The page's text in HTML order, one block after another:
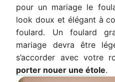
pour un mariage le
look doux et élégant à
foulard. Un foulard
mariage devra être
s’accorder avec votre
porter nouer une étole.